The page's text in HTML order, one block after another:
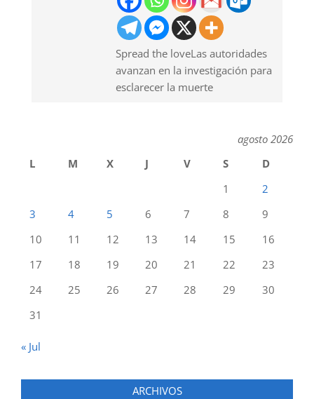
Spread the loveLas autoridades
avanzan en la investigación para
esclarecer la muerte
agosto 2026
L
M X J V S
D
1
2
3
4 5 6 7 8
9
10
11 12 13 14 15
16
17
18 19 20 21 22
23
24
25 26 27 28 29
30
31
« Jul
ARCHIVOS